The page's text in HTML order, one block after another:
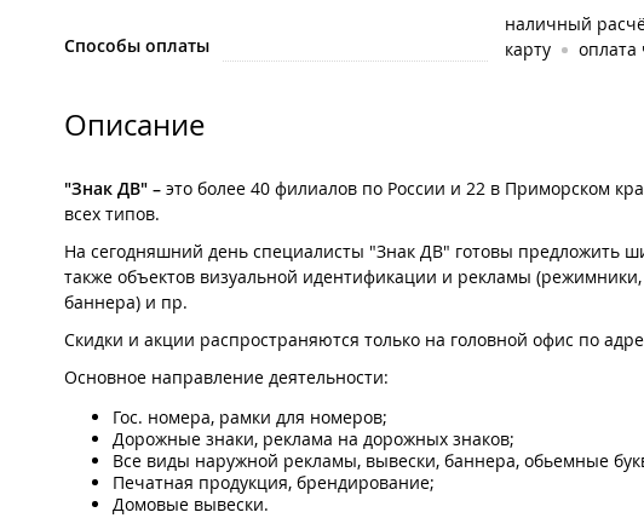
Способы оплаты
наличный
карту
оплата
Описание
"Знак ДВ" – это более 40 филиалов по России и 22 в Приморском
всех типов.
На сегодняшний день специалисты "Знак ДВ" готовы предложить
также объектов визуальной идентификации и рекламы
баннера) и пр.
Скидки и акции распространяются только на головной офис по
Основное направление деятельности:
Гос. номера, рамки для номеров;
Дорожные знаки, реклама на дорожных знаков;
Все виды наружной рекламы, вывески, баннера, обьемные
Печатная продукция, брендирование;
Домовые вывески.